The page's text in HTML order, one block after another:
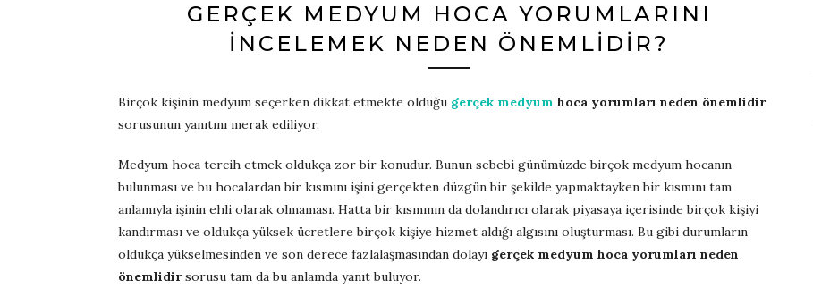
GERÇEK MEDYUM HOCA YORUMLARINI
İNCELEMEK NEDEN ÖNEMLIDIR?
Birçok kişinin medyum seçerken dikkat etmekte olduğu gerçek medyum hoca yorumları neden önemlidir
sorusunun yanıtını merak ediliyor.
Medyum hoca tercih etmek oldukça zor bir konudur. Bunun sebebi günümüzde birçok medyum hocanın
bulunması ve bu hocalardan bir kısmını işini gerçekten düzgün bir şekilde yapmaktayken bir kısmını tam
anlamıyla işinin ehli olarak olmaması. Hatta bir kısmının da dolandırıcı olarak piyasaya içerisinde birçok kişiyi
kandırması ve oldukça yüksek ücretlere birçok kişiye hizmet aldığı algısını oluşturması. Bu gibi durumların
oldukça yükselmesinden ve son derece fazlalaşmasından dolayı gerçek medyum hoca yorumları neden
önemlidirsorusu tam da bu anlamda yanıt buluyor.